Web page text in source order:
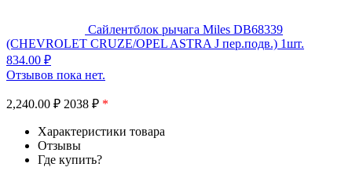
Сайлентблок рычага Miles DB68339
(CHEVROLET CRUZE/OPEL ASTRA J пер.подв.) 1шт.
834.00 ₽
Отзывов пока нет.
2,240.00 ₽ 2038 ₽ *
Характеристики товара
Отзывы
Где купить?